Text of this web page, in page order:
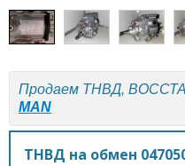
Продаем ТНВД,
MAN
ТНВД на обмен